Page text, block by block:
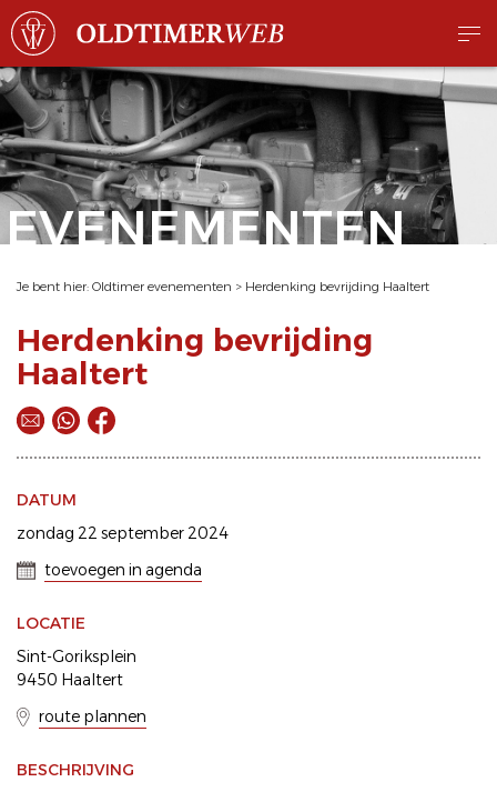
EVENEMENTEN
Je bent hier: Oldtimer evenementen > Herdenking bevrijding Haaltert
Herdenking bevrijding
Haaltert
DATUM
zondag 22 september 2024
toevoegen in agenda
LOCATIE
Sint-Goriksplein
9450 Haaltert
route plannen
BESCHRIJVING